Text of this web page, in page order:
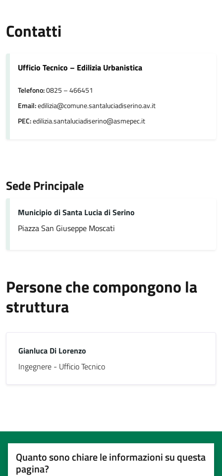
Contatti
Ufficio Tecnico – Edilizia Urbanistica
Telefono:0825 – 466451
Email:edilizia@comune.santaluciadiserino.av.it
PEC:edilizia.santaluciadiserino@asmepec.it
Sede Principale
Municipio di Santa Lucia di Serino
Piazza San Giuseppe Moscati
Persone che compongono la
struttura
Gianluca Di Lorenzo
Ingegnere - Ufficio Tecnico
Quanto sono chiare le informazioni su questa
pagina?